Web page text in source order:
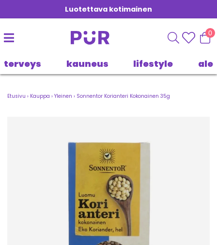
Luotettava kotimainen
0
terveys kauneus lifestyle ale
Etusivu › Kauppa › Yleinen › Sonnentor Korianteri Kokonainen 35g